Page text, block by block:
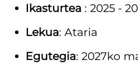
Ikasturtea : 2025 -
Lekua: Ataria
Egutegia: 2027ko